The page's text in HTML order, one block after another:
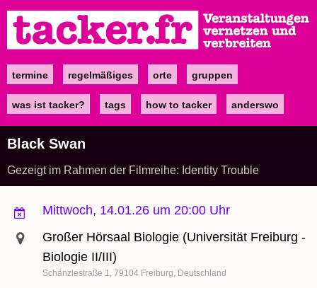
zum
Inhalt
Maintermine regelmäßiges orte gruppen
was ist tacker? tags how to tacker anderswo
Black Swan
Gezeigt im Rahmen der Filmreihe: Identity Trouble
Mittwoch, 14.01.26 um 20:00 Uhr
Großer Hörsaal Biologie (Universität Freiburg -
Biologie II/III)
Schänzlestraße 1 79104 Freiburg Deutschland